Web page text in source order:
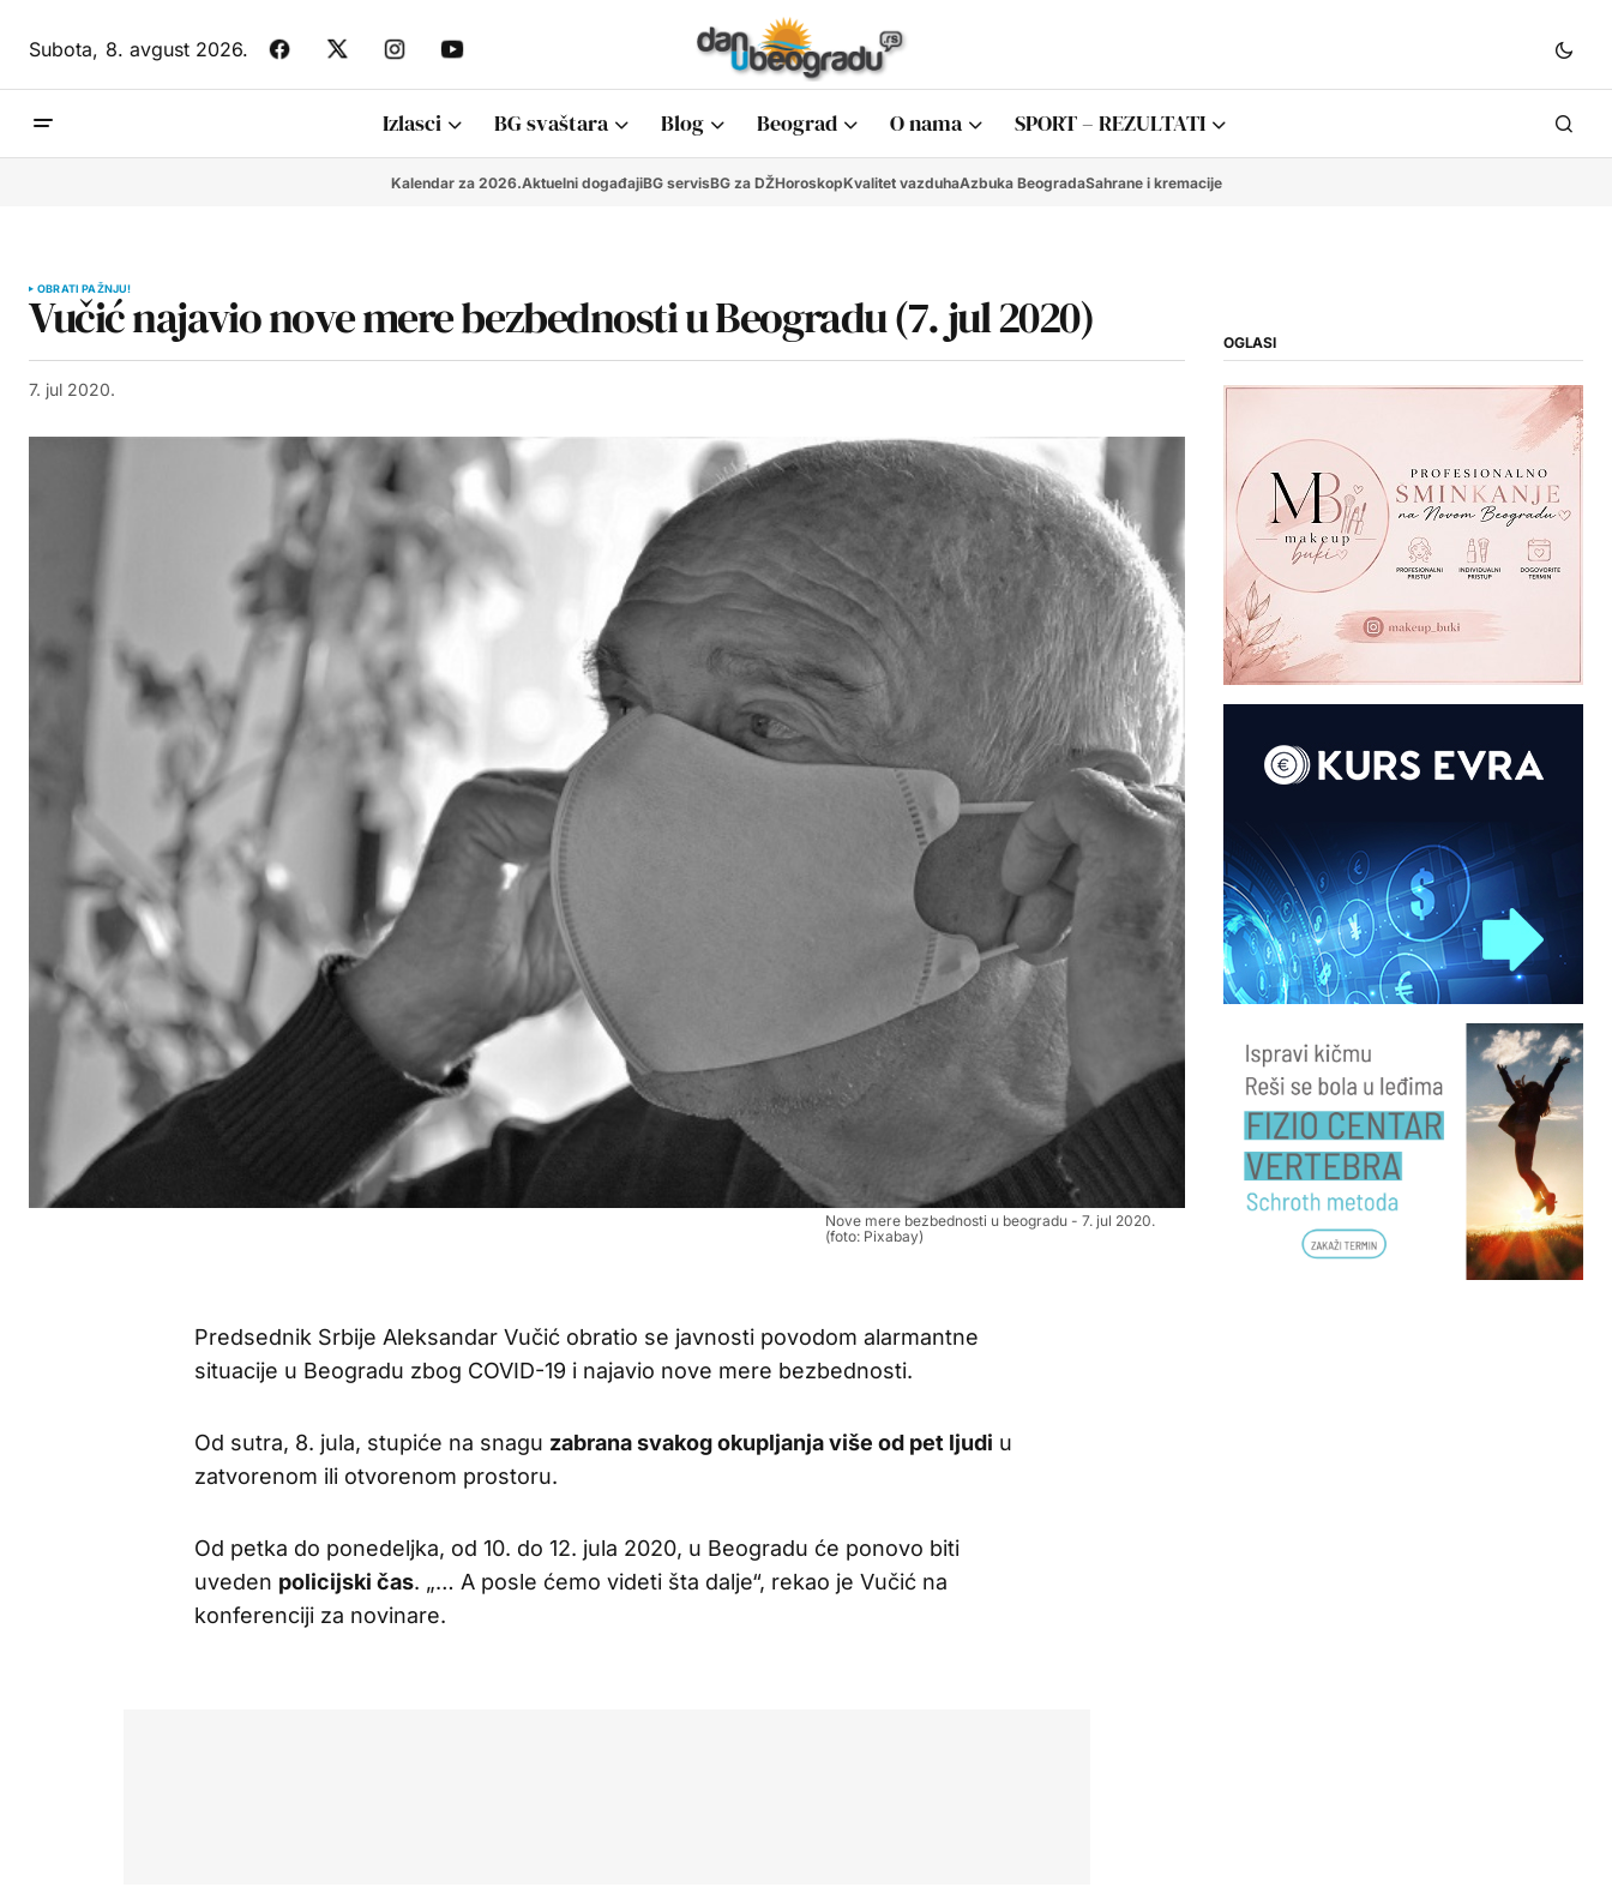
Subota,8. avgust 2026.
Izlasci BG svaštara Blog Beograd O nama SPORT – REZULTATI
Kalendar za 2026.Aktuelni događajiBG servisBG za DŽHoroskopKvalitet vazduhaAzbuka BeogradaSahrane i kremacije
OBRATI PAŽNJU!
Vučić najavio nove mere bezbednosti u Beogradu (7. jul 2020)
7. jul 2020.
Nove mere bezbednosti u beogradu - 7. jul 2020.
(foto: Pixabay)
Predsednik Srbije Aleksandar Vučić obratio se javnosti povodom alarmantne
situacije u Beogradu zbog COVID-19 i najavio nove mere bezbednosti.
Od sutra, 8. jula, stupiće na snagu zabrana svakog okupljanja više od pet ljudi u
zatvorenom ili otvorenom prostoru.
Od petka do ponedeljka, od 10. do 12. jula 2020, u Beogradu će ponovo biti
uveden policijski čas. „… A posle ćemo videti šta dalje“, rekao je Vučić na
konferenciji za novinare.
OGLASI